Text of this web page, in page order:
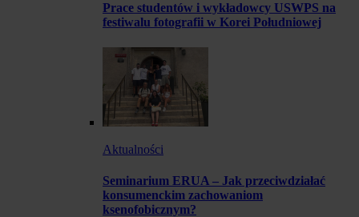
Prace studentów i wykładowcy USWPS na
festiwalu fotografii w Korei Południowej
Aktualności
Seminarium ERUA – Jak przeciwdziałać
konsumenckim zachowaniom
ksenofobicznym?